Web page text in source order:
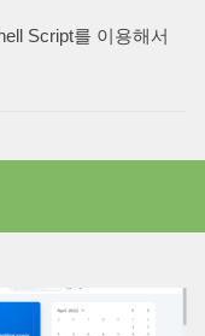
Script를 이용해서